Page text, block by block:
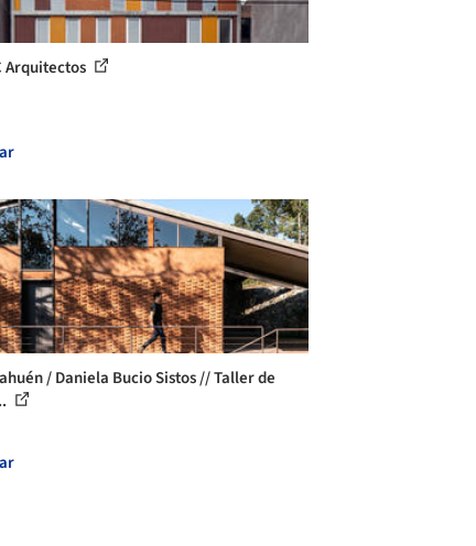
Arquitectos
/ Daniela Bucio Sistos // Taller de